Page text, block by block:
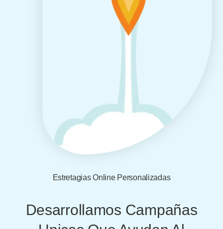
Estretagias Online Personalizadas
Desarrollamos Campañas